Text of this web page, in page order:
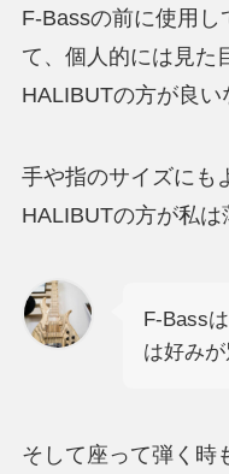
F-Bassの前に使用し
て、個人的には見た
HALIBUTの方が良い
手や指のサイズにも
HALIBUTの方が私は
F-Bass
は好みが
そして座って弾く時